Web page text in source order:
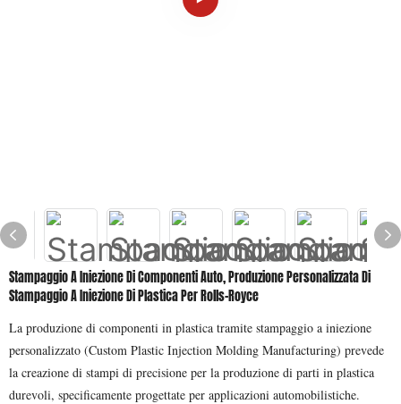
Stampaggio A Iniezione Di Componenti Auto, Produzione Personalizzata Di
Stampaggio A Iniezione Di Plastica Per Rolls-Royce
La produzione di componenti in plastica tramite stampaggio a iniezione
personalizzato (Custom Plastic Injection Molding Manufacturing) prevede
la creazione di stampi di precisione per la produzione di parti in plastica
durevoli, specificamente progettate per applicazioni automobilistiche.